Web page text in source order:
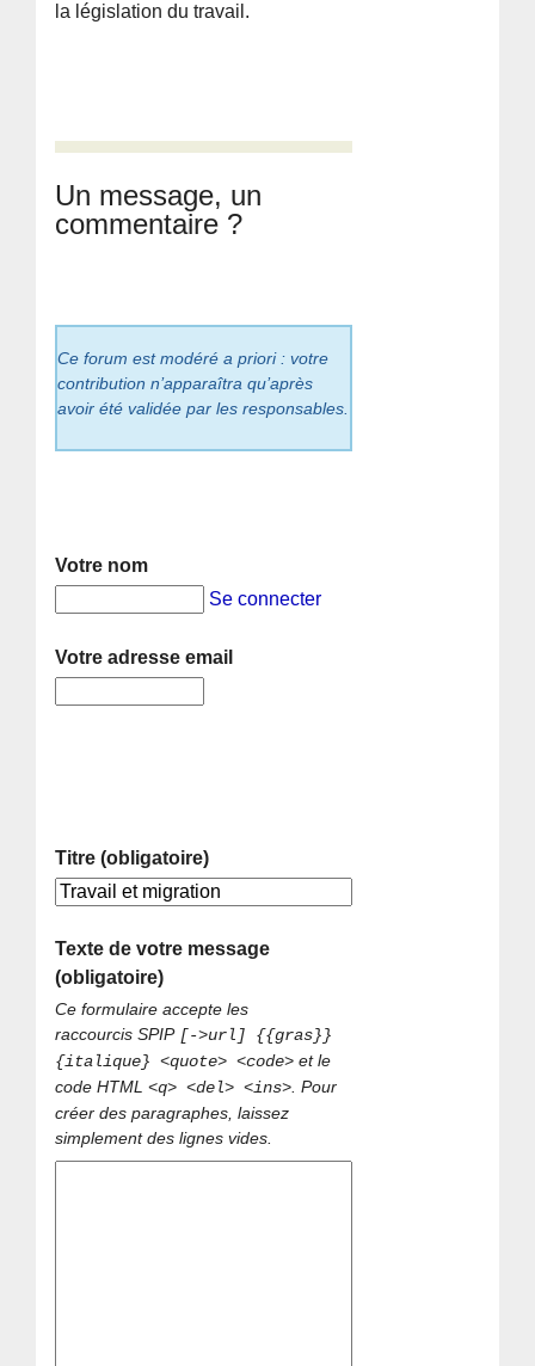
la législation du travail.
Un message, un
commentaire ?
Ce forum est modéré a priori : votre
contribution n’apparaîtra qu’après
avoir été validée par les responsables.
Votre nom
Se connecter
Votre adresse email
Titre (obligatoire)
Texte de votre message
(obligatoire)
Ce formulaire accepte les
raccourcis SPIP [->url] {{gras}}
{italique} <quote> <code> et le
code HTML<q> <del> <ins>. Pour
créer des paragraphes, laissez
simplement des lignes vides.